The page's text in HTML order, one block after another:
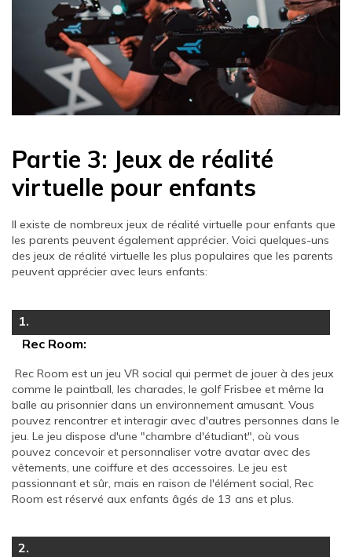
Partie 3: Jeux de réalité
virtuelle pour enfants
Il existe de nombreux jeux de réalité virtuelle pour enfants que
les parents peuvent également apprécier. Voici quelques-uns
des jeux de réalité virtuelle les plus populaires que les parents
peuvent apprécier avec leurs enfants:
1.
Rec Room:
Rec Room est un jeu VR social qui permet de jouer à des jeux
comme le paintball, les charades, le golf Frisbee et même la
balle au prisonnier dans un environnement amusant. Vous
pouvez rencontrer et interagir avec d'autres personnes dans le
jeu. Le jeu dispose d'une "chambre d'étudiant", où vous
pouvez concevoir et personnaliser votre avatar avec des
vêtements, une coiffure et des accessoires. Le jeu est
passionnant et sûr, mais en raison de l'élément social, Rec
Room est réservé aux enfants âgés de 13 ans et plus.
2.